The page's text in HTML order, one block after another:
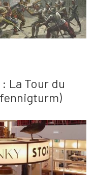
La Tour du